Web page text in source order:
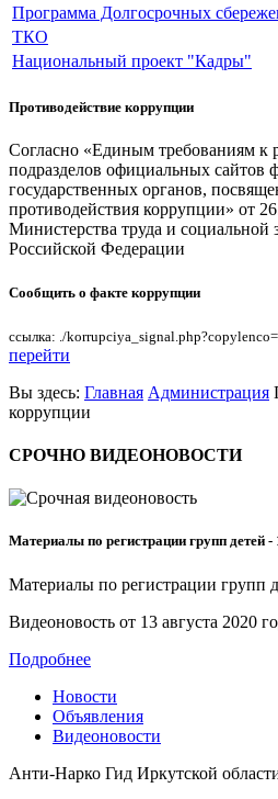
Программа Долгосрочных
ТКО
Национальный проект "Кадры"
Противодействие коррупции
Согласно «Единым требованиям
подразделов официальных сайтов
государственных органов,
противодействия коррупции» от
Министерства труда и социальной
Российской Федерации
Сообщить о факте коррупции
ссылка: ./
перейти
Вы здесь: Главная Администрация
коррупции
СРОЧНО ВИДЕОНОВОСТИ
Материалы по регистрации групп детей -
Материалы по регистрации групп
Видеоновость от 13 августа 2020
Подробнее
Новости
Объявления
Видеоновости
Анти-Нарко Гид Иркутской